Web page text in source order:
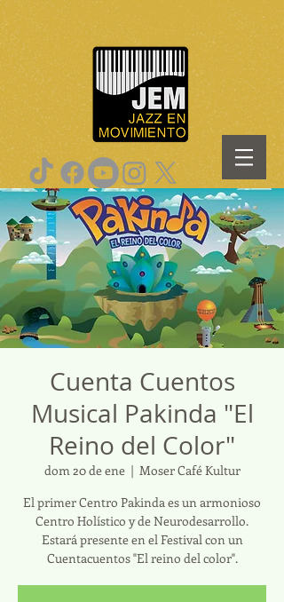
Cuenta Cuentos
Musical Pakinda "El
Reino del Color"
dom 20 de ene
  |
Moser Café Kultur
El primer Centro Pakinda es un armonioso
Centro Holístico y de Neurodesarrollo.
Estará presente en el Festival con un
Cuentacuentos "El reino del color".